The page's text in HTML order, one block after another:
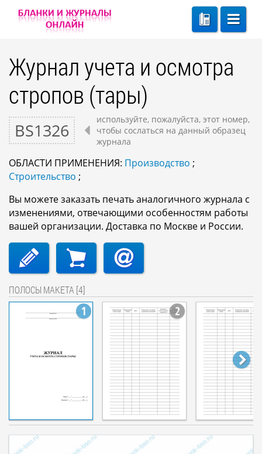
Журнал учета и осмотра
стропов (тары)
BS1326
используйте, пожалуйста, этот номер,
чтобы сослаться на данный образец
журнала
ОБЛАСТИ ПРИМЕНЕНИЯ: Производство ;
Строительство ;
Вы можете заказать печать аналогичного журнала с
изменениями, отвечающими особенностям работы
вашей организации. Доставка по Москве и России.
ПОЛОСЫ МАКЕТА [4]
1 2